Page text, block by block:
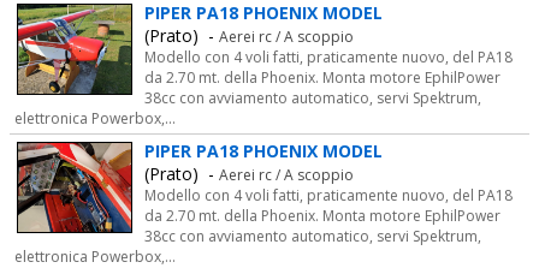
PIPER PA18 PHOENIX MODEL
(Prato) - Aerei rc / A scoppio
Modello con 4 voli fatti, praticamente nuovo, del PA18
da 2.70 mt. della Phoenix. Monta motore EphilPower
38cc con avviamento automatico, servi Spektrum,
elettronica Powerbox,...
PIPER PA18 PHOENIX MODEL
(Prato) - Aerei rc / A scoppio
Modello con 4 voli fatti, praticamente nuovo, del PA18
da 2.70 mt. della Phoenix. Monta motore EphilPower
38cc con avviamento automatico, servi Spektrum,
elettronica Powerbox,...